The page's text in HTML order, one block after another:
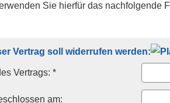
Sie hierfür das nachfolgende
Vertrag soll widerrufen werden:
Vertrags: *
am: